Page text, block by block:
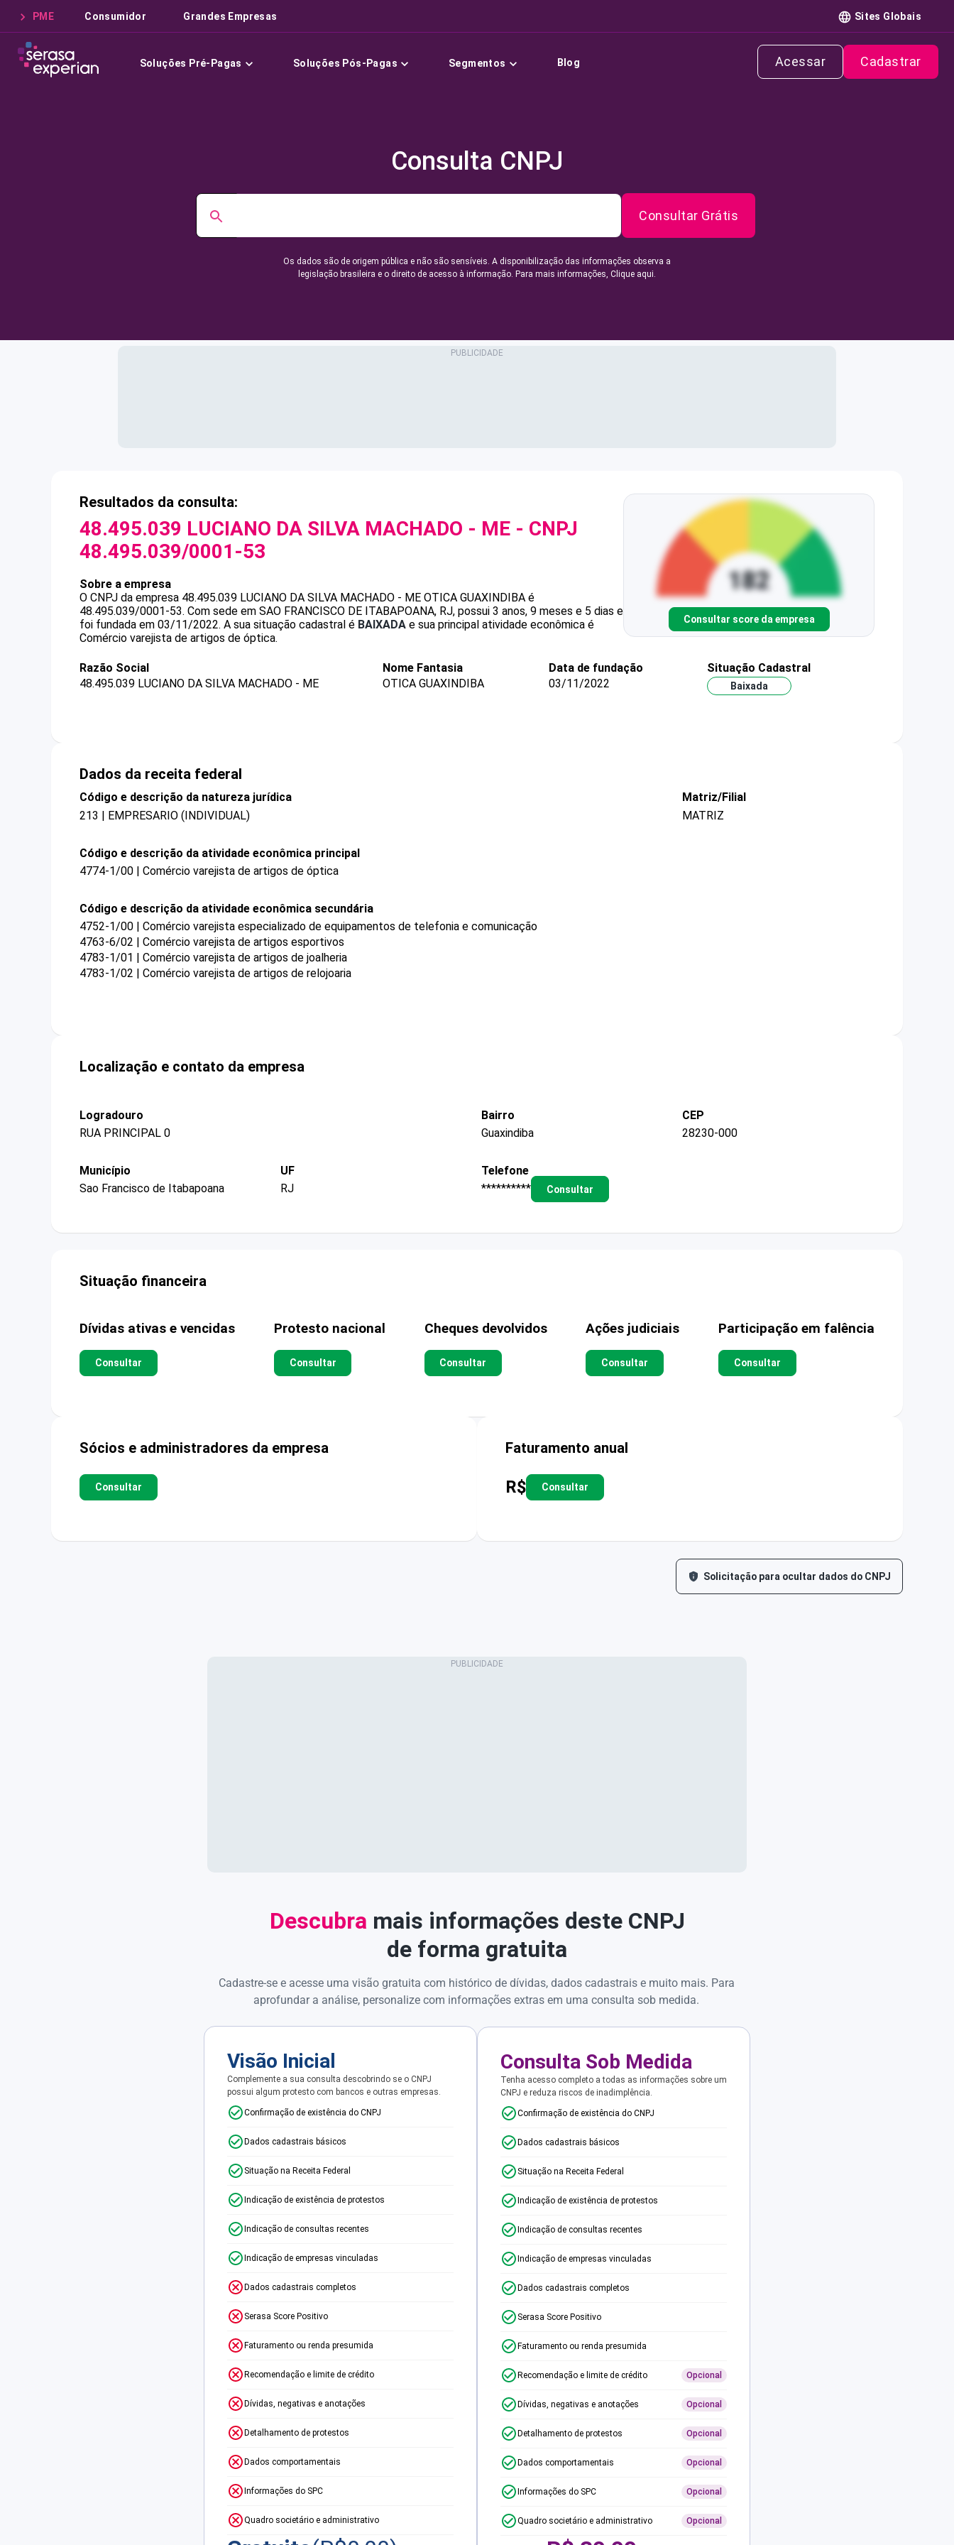
PME Consumidor Grandes Empresas Sites Globais
Soluções Pré-Pagas Soluções Pós-Pagas Segmentos Blog Acessar Cadastrar
Consulta CNPJ
Consultar Grátis
Os dados são de origem pública e não são sensíveis. A disponibilização das informações observa a
legislação brasileira e o direito de acesso à informação. Para mais informações, Clique aqui.
Resultados da consulta:
48.495.039 LUCIANO DA SILVA MACHADO - ME - CNPJ
48.495.039/0001-53
Sobre a empresa
O CNPJ da empresa 48.495.039 LUCIANO DA SILVA MACHADO - ME OTICA GUAXINDIBA é
48.495.039/0001-53. Com sede em SAO FRANCISCO DE ITABAPOANA, RJ, possui 3 anos, 9 meses e 5 dias e
foi fundada em 03/11/2022. A sua situação cadastral é BAIXADA e sua principal atividade econômica é
Comércio varejista de artigos de óptica.
Consultar score da empresa
Razão Social
48.495.039 LUCIANO DA SILVA MACHADO - ME
Nome Fantasia
OTICA GUAXINDIBA
Data de fundação
03/11/2022
Situação Cadastral
Baixada
Dados da receita federal
Código e descrição da natureza jurídica
213 | EMPRESARIO (INDIVIDUAL)
Matriz/Filial
MATRIZ
Código e descrição da atividade econômica principal
4774-1/00 | Comércio varejista de artigos de óptica
Código e descrição da atividade econômica secundária
4752-1/00 | Comércio varejista especializado de equipamentos de telefonia e comunicação
4763-6/02 | Comércio varejista de artigos esportivos
4783-1/01 | Comércio varejista de artigos de joalheria
4783-1/02 | Comércio varejista de artigos de relojoaria
Localização e contato da empresa
Logradouro
RUA PRINCIPAL 0
Bairro
Guaxindiba
CEP
28230-000
Município
Sao Francisco de Itabapoana
UF
RJ
Telefone
**********
Consultar
Situação financeira
Dívidas ativas e vencidas
Consultar
Protesto nacional
Consultar
Cheques devolvidos
Consultar
Ações judiciais
Consultar
Participação em falência
Consultar
Sócios e administradores da empresa
Consultar
Faturamento anual
R$ Consultar
Solicitação para ocultar dados do CNPJ
Descubra mais informações deste CNPJ
de forma gratuita
Cadastre-se e acesse uma visão gratuita com histórico de dívidas, dados cadastrais e muito mais. Para
aprofundar a análise, personalize com informações extras em uma consulta sob medida.
Visão Inicial
Complemente a sua consulta descobrindo se o CNPJ
possui algum protesto com bancos e outras empresas.
Confirmação de existência do CNPJ
Dados cadastrais básicos
Situação na Receita Federal
Indicação de existência de protestos
Indicação de consultas recentes
Indicação de empresas vinculadas
Dados cadastrais completos
Serasa Score Positivo
Faturamento ou renda presumida
Recomendação e limite de crédito
Dívidas, negativas e anotações
Detalhamento de protestos
Dados comportamentais
Informações do SPC
Quadro societário e administrativo
Consulta Sob Medida
Tenha acesso completo a todas as informações sobre um
CNPJ e reduza riscos de inadimplência.
Confirmação de existência do CNPJ
Dados cadastrais básicos
Situação na Receita Federal
Indicação de existência de protestos
Indicação de consultas recentes
Indicação de empresas vinculadas
Dados cadastrais completos
Serasa Score Positivo
Faturamento ou renda presumida
Recomendação e limite de crédito Opcional
Dívidas, negativas e anotações Opcional
Detalhamento de protestos Opcional
Dados comportamentais Opcional
Informações do SPC Opcional
Quadro societário e administrativo Opcional